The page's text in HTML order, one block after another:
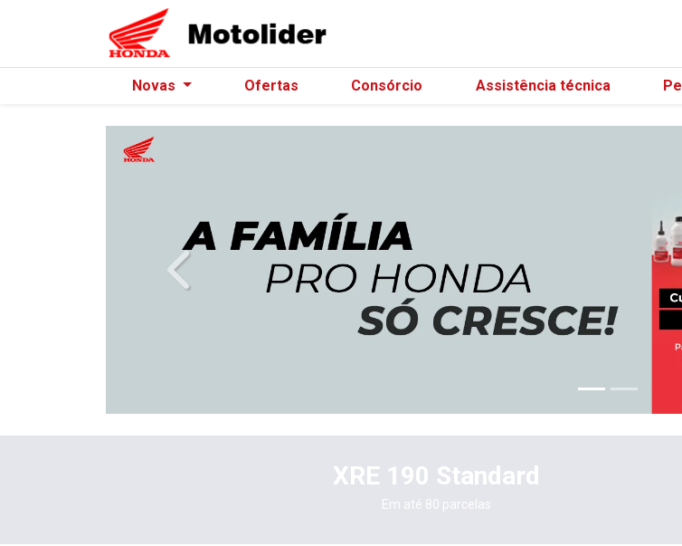
Novas Ofertas Consórcio Assistência técnica
templates.template-01.components.carousel.texts.control_prev
XRE 190 Standard
Em até 80 parcelas